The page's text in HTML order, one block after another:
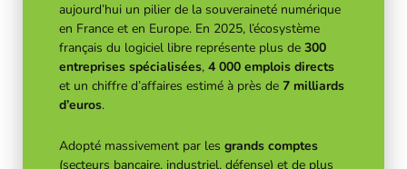
aujourd’hui un pilier de la souveraineté numérique
en France et en Europe. En 2025, l’écosystème
français du logiciel libre représente plus de 300
entreprises spécialisées, 4 000 emplois directs
et un chiffre d’affaires estimé à près de 7 milliards
d’euros.
Adopté massivement par les grands comptes
(secteurs bancaire, industriel, défense) et de plus